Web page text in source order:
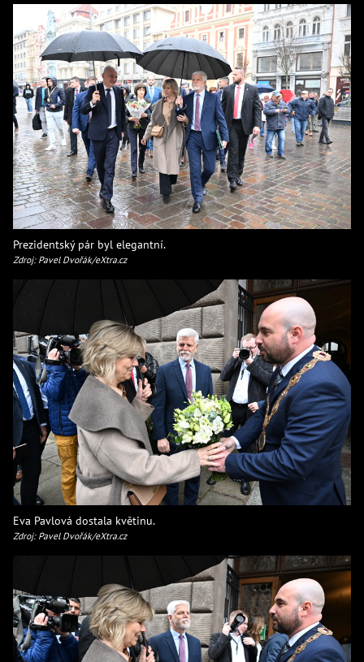
Prezidentský pár byl elegantní.
Zdroj: Pavel Dvořák/eXtra.cz
Eva Pavlová dostala květinu.
Zdroj: Pavel Dvořák/eXtra.cz